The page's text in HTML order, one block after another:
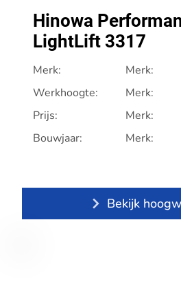
Hinowa
LightLift 3317
Bekijk
Merk:
Bouwjaar:
Merk:
Werkhoogte:
Prijs:
Merk:
Merk: Merk: